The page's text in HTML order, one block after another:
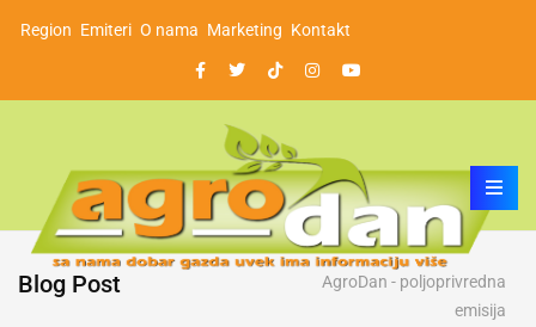
Region Emiteri O nama Marketing Kontakt
Blog Post
AgroDan - poljoprivredna
emisija